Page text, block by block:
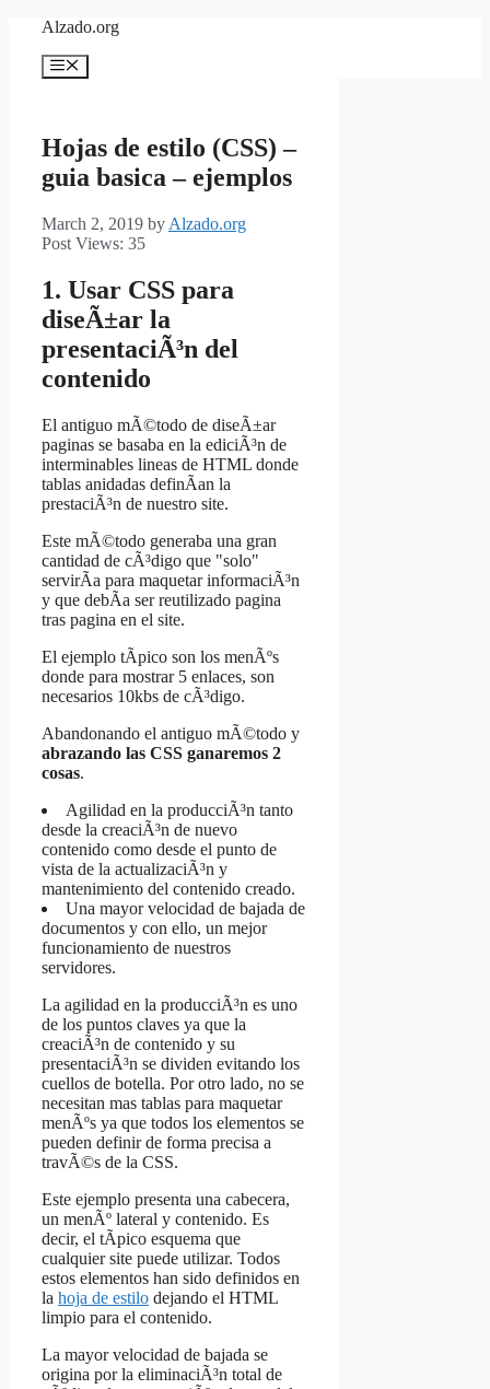
content
Alzado.org
Menu
Hojas de estilo (CSS) –
guia basica – ejemplos
March 2, 2019 by Alzado.org
Post Views: 35
1. Usar CSS para
diseÃ±ar la
presentaciÃ³n del
contenido
El antiguo mÃ©todo de diseÃ±ar
paginas se basaba en la ediciÃ³n de
interminables lineas de HTML donde
tablas anidadas definÃ­an la
prestaciÃ³n de nuestro site.
Este mÃ©todo generaba una gran
cantidad de cÃ³digo que "solo"
servirÃ­a para maquetar informaciÃ³n
y que debÃ­a ser reutilizado pagina
tras pagina en el site.
El ejemplo tÃ­pico son los menÃºs
donde para mostrar 5 enlaces, son
necesarios 10kbs de cÃ³digo.
Abandonando el antiguo mÃ©todo y
abrazando las CSS ganaremos 2
cosas.
Agilidad en la producciÃ³n tanto
desde la creaciÃ³n de nuevo
contenido como desde el punto de
vista de la actualizaciÃ³n y
mantenimiento del contenido creado.
Una mayor velocidad de bajada de
documentos y con ello, un mejor
funcionamiento de nuestros
servidores.
La agilidad en la producciÃ³n es uno
de los puntos claves ya que la
creaciÃ³n de contenido y su
presentaciÃ³n se dividen evitando los
cuellos de botella. Por otro lado, no se
necesitan mas tablas para maquetar
menÃºs ya que todos los elementos se
pueden definir de forma precisa a
travÃ©s de la CSS.
Este ejemplo presenta una cabecera,
un menÃº lateral y contenido. Es
decir, el tÃ­pico esquema que
cualquier site puede utilizar. Todos
estos elementos han sido definidos en
la hoja de estilo dejando el HTML
limpio para el contenido.
La mayor velocidad de bajada se
origina por la eliminaciÃ³n total de